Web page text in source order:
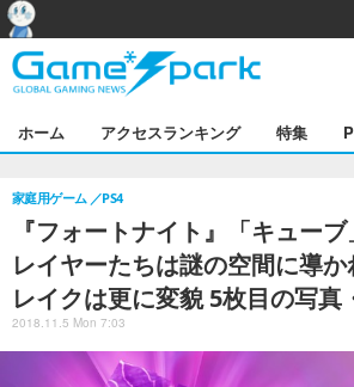
ホーム アクセスランキング 特集
『フォートナイト』「キュー
レイヤーたちは謎の空間に導か
レイクは更に変貌 5枚目の写真
家庭用ゲーム PS4
2018.11.5 Mon 7:03